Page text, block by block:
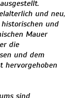
und neu,
und
Mauer
die
und dem
hervorgehoben